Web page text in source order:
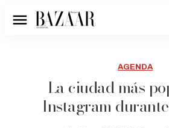
Menú
AGENDA
La ciudad más
Instagram